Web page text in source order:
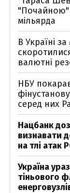
"Почайною"
мільярда
В Україні за
валютні
НБУ
серед них
Нацбанк
визнавати
на тлі атак
Україна
тіньового